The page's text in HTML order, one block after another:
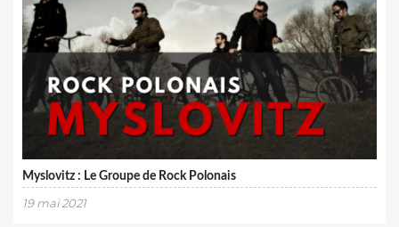
Myslovitz : Le Groupe de Rock Polonais
19 mai 2021